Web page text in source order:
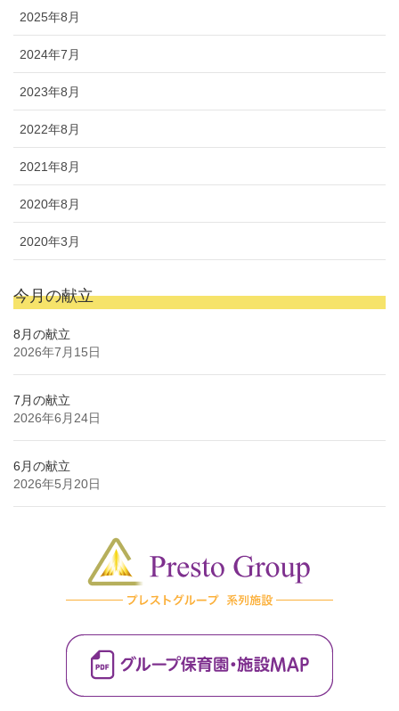
2025年8月
2024年7月
2023年8月
2022年8月
2021年8月
2020年8月
2020年3月
今月の献立
8月の献立
2026年7月15日
7月の献立
2026年6月24日
6月の献立
2026年5月20日